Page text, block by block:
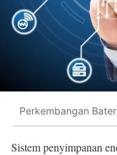
Perkembangan
Sistem penyimpanan